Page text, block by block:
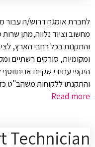
לחברת אומגה דרוש/ה עבור
מחשוב וציוד נלווה,מתן
והתקנות בכל רחבי הארץ,
ומקומיות, סורקים רשתיים
היקפי עתידי שקיים או
והתקנתו ללקוחות משהב"ט
Read more
Technician